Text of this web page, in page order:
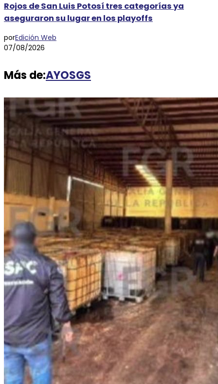
Rojos de San Luis Potosí tres categorías ya
aseguraron su lugar en los playoffs
porEdición Web
07/08/2026
Más de:AYOSGS